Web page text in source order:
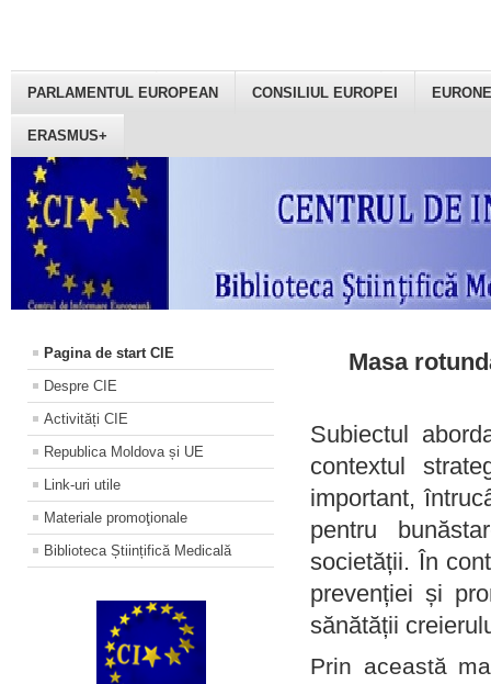
PARLAMENTUL EUROPEAN CONSILIUL EUROPEI
ERASMUS+
Pagina de start CIE
Despre CIE
Activități CIE
Republica Moldova și UE
Link-uri utile
Materiale promoţionale
Biblioteca Științifică Medicală
Masa
Subiectul
contextul
important,
pentru
societății. În
prevenției și
sănătății
Prin această